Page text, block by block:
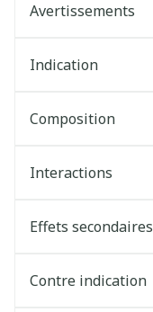
Avertissements
Indication
Composition
Interactions
Effets secondaires
Contre indication